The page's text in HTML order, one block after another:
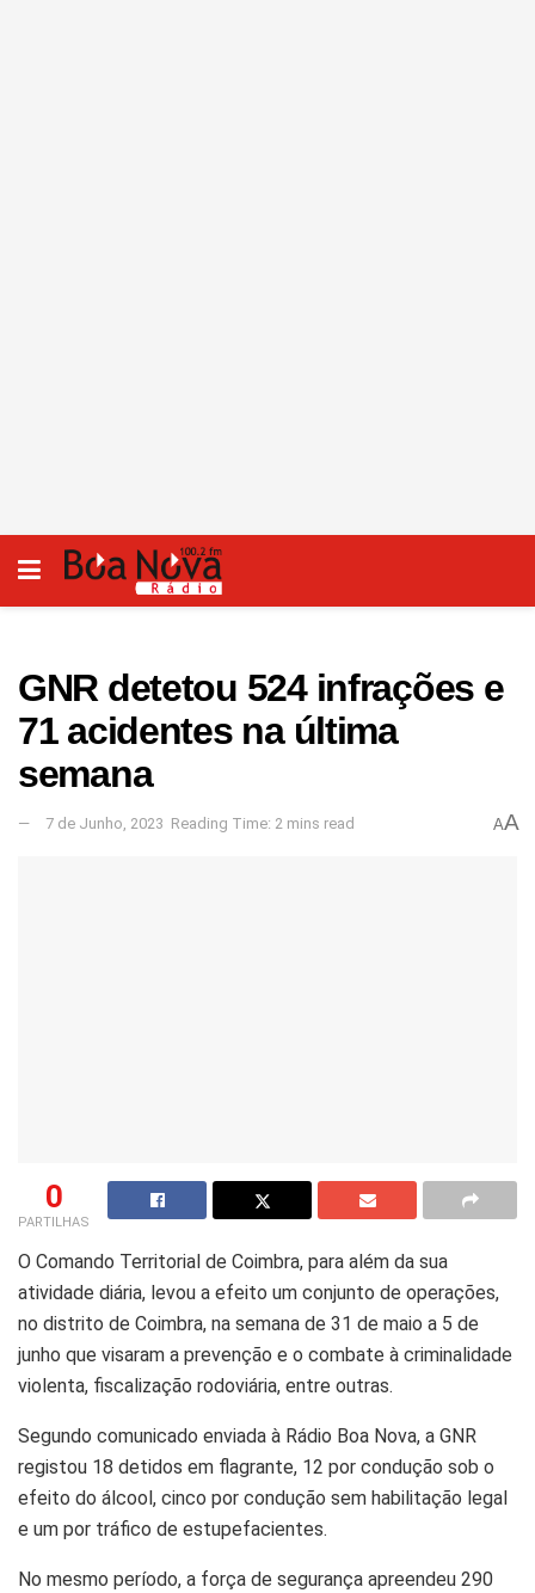
GNR detetou 524 infrações e
71 acidentes na última
semana
7 de Junho, 2023 Reading Time: 2 mins read AA
0
PARTILHAS
O Comando Territorial de Coimbra, para além da sua
atividade diária, levou a efeito um conjunto de operações,
no distrito de Coimbra, na semana de 31 de maio a 5 de
junho que visaram a prevenção e o combate à criminalidade
violenta, fiscalização rodoviária, entre outras.
Segundo comunicado enviada à Rádio Boa Nova, a GNR
registou 18 detidos em flagrante, 12 por condução sob o
efeito do álcool, cinco por condução sem habilitação legal
e um por tráfico de estupefacientes.
No mesmo período, a força de segurança apreendeu 290